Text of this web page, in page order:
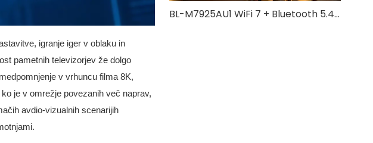
igranje iger v oblaku in
pametnih televizorjev že dolgo
v vrhuncu filma 8K,
je v omrežje povezanih več naprav,
avdio-vizualnih scenarijih
BL-M7925AU1 WiFi 7 + Bluetooth 5.4 kombinirani modul | Tripasovna brezžična rešitev visoke hitrosti